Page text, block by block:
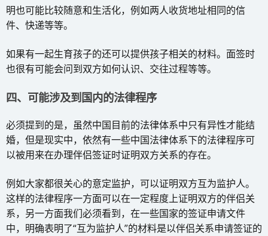
明也可能比较随意和生活化，例如两人收货地址相同的信
件、快递等等。
如果有一起生育孩子的还可以提供孩子相关的材料。面签时
也很有可能会问到双方如何认识、交往过程等等。
四、可能涉及到国内的法律程序
必须提到的是，虽然中国目前的法律体系中只有异性才能结
婚，但是现实中，依然有一些中国法律体系下的法律程序可
以被用来在办理伴侣签证时证明双方关系的存在。
例如大家都很关心的意定监护，可以证明双方互为监护人。
这样的法律程序一方面可以在一定程度上证明双方的伴侣关
系，另一方面我们必须看到，在一些国家的签证申请文件
中，明确表明了“互为监护人”的材料是以伴侣关系申请签证的